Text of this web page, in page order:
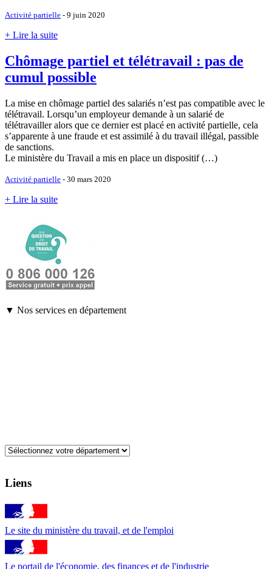
Activité partielle - 9 juin 2020
+ Lire la suite
Chômage partiel et télétravail : pas de
cumul possible
La mise en chômage partiel des salariés n’est pas compatible avec le
télétravail. Lorsqu’un employeur demande à un salarié de
télétravailler alors que ce dernier est placé en activité partielle, cela
s’apparente à une fraude et est assimilé à du travail illégal, passible
de sanctions.
Le ministère du Travail a mis en place un dispositif (…)
Activité partielle - 30 mars 2020
+ Lire la suite
▼ Nos services en département
Liens
Le site du ministère du travail, et de l'emploi
Le portail de l'économie, des finances et de l'industrie